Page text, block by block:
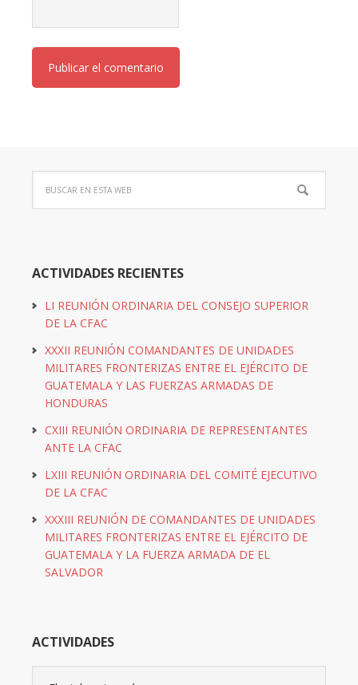
ACTIVIDADES RECIENTES
LI REUNIÓN ORDINARIA DEL CONSEJO SUPERIOR
DE LA CFAC
XXXII REUNIÓN COMANDANTES DE UNIDADES
MILITARES FRONTERIZAS ENTRE EL EJÉRCITO DE
GUATEMALA Y LAS FUERZAS ARMADAS DE
HONDURAS
CXIII REUNIÓN ORDINARIA DE REPRESENTANTES
ANTE LA CFAC
LXIII REUNIÓN ORDINARIA DEL COMITÉ EJECUTIVO
DE LA CFAC
XXXIII REUNIÓN DE COMANDANTES DE UNIDADES
MILITARES FRONTERIZAS ENTRE EL EJÉRCITO DE
GUATEMALA Y LA FUERZA ARMADA DE EL
SALVADOR
ACTIVIDADES